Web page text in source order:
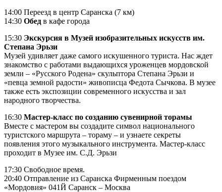
14:00 Переезд в центр Саранска (7 км)
14:30 Обед в кафе города
15:30 Экскурсия в Музей изобразительных искусств им.
Степана Эрьзи
Музей удивляет даже самого искушенного туриста. Нас ждет
знакомство с работами выдающихся уроженцев мордовской
земли – «Русского Родена» скульптора Степана Эрьзи и
«певца земной радости» живописца Федота Сычкова. В музее
также есть экспозиции современного искусства и зал
народного творчества.
16:30 Мастер-класс по созданию сувенирной торамы
Вместе с мастером вы создадите символ национального
туристского маршрута – тораму – и узнаете секреты
появления этого музыкального инструмента. Мастер-класс
проходит в Музее им. С.Д. Эрьзи
17:30 Свободное время.
20:40 Отправление из Саранска Фирменным поездом
«Мордовия» 041Й Саранск – Москва